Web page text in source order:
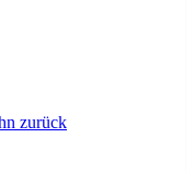
zurück